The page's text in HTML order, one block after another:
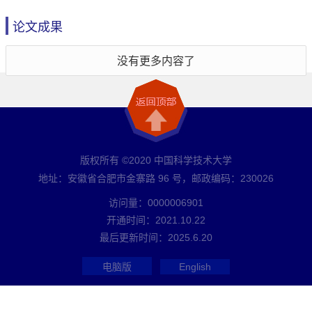
论文成果
没有更多内容了
版权所有 ©2020 中国科学技术大学
地址：安徽省合肥市金寨路 96 号，邮政编码：230026
访问量： 0000006901
开通时间： 2021 10 22
最后更新时间： 2025 6 20
电脑版 English